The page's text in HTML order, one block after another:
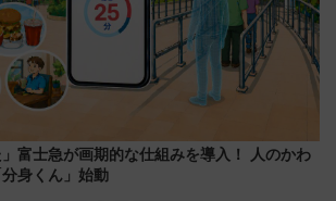
」富士急が画期的な仕組みを導入！ 人のかわ
身くん」始動